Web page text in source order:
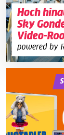
Hoch
Sky
Video-
powered by